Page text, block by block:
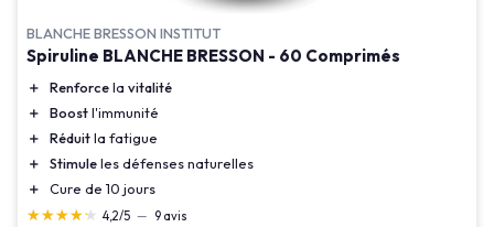
BLANCHE BRESSON INSTITUT
Spiruline BLANCHE BRESSON - 60 Comprimés
＋ Renforcela vitalité
＋
Boostl'immunité
＋
Réduitla fatigue
＋
Stimuleles défenses naturelles
＋
Cure de 10 jours
★★★★★
★★★★★ 4,2/5 — 9 avis